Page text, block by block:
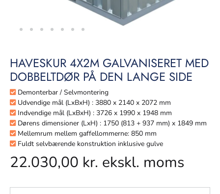
HAVESKUR 4X2M GALVANISERET MED
DOBBELTDØR PÅ DEN LANGE SIDE
Demonterbar / Selvmontering
Udvendige mål (LxBxH) : 3880 x 2140 x 2072 mm
Indvendige mål (LxBxH) : 3726 x 1990 x 1948 mm
Dørens dimensioner (LxH) : 1750 (813 + 937 mm) x 1849 mm
Mellemrum mellem gaffellommerne: 850 mm
Fuldt selvbærende konstruktion inklusive gulve
22.030,00 kr. ekskl. moms